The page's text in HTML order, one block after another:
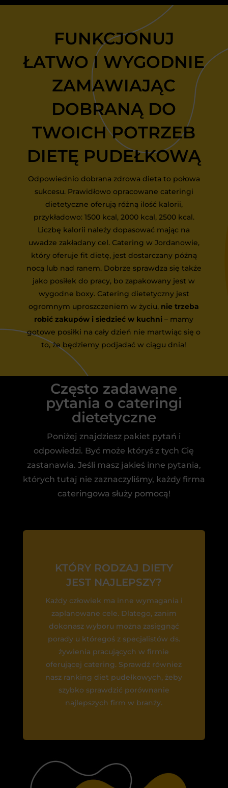
FUNKCJONUJ
ŁATWO I WYGODNIE
ZAMAWIAJĄC
DOBRANĄ DO
TWOICH POTRZEB
DIETĘ PUDEŁKOWĄ
Odpowiednio dobrana zdrowa dieta to połowa
sukcesu. Prawidłowo opracowane cateringi
dietetyczne oferują różną ilość kalorii,
przykładowo: 1500 kcal, 2000 kcal, 2500 kcal.
Liczbę kalorii należy dopasować mając na
uwadze zakładany cel. Catering w Jordanowie,
który oferuje fit dietę, jest dostarczany późną
nocą lub nad ranem. Dobrze sprawdza się także
jako posiłek do pracy, bo zapakowany jest w
wygodne boxy. Catering dietetyczny jest
ogromnym uproszczeniem w życiu, nie trzeba
robić zakupów i siedzieć w kuchni – mamy
gotowe posiłki na cały dzień nie martwiąc się o
to, że będziemy podjadać w ciągu dnia!
Często zadawane
pytania o cateringi
dietetyczne
Poniżej znajdziesz pakiet pytań i
odpowiedzi. Być może któryś z tych Cię
zastanawia. Jeśli masz jakieś inne pytania,
których tutaj nie zaznaczyliśmy, każdy firma
cateringowa służy pomocą!
KTÓRY RODZAJ DIETY
JEST NAJLEPSZY?
Każdy człowiek ma inne wymagania i
zaplanowane cele. Dlatego, zanim
dokonasz wyboru można zasięgnąć
porady u któregoś z specjalistów ds.
żywienia pracujących w firmie
oferującej catering. Sprawdź również
nasz ranking diet pudełkowych, żeby
szybko sprawdzić porównanie
najlepszych firm w branży.